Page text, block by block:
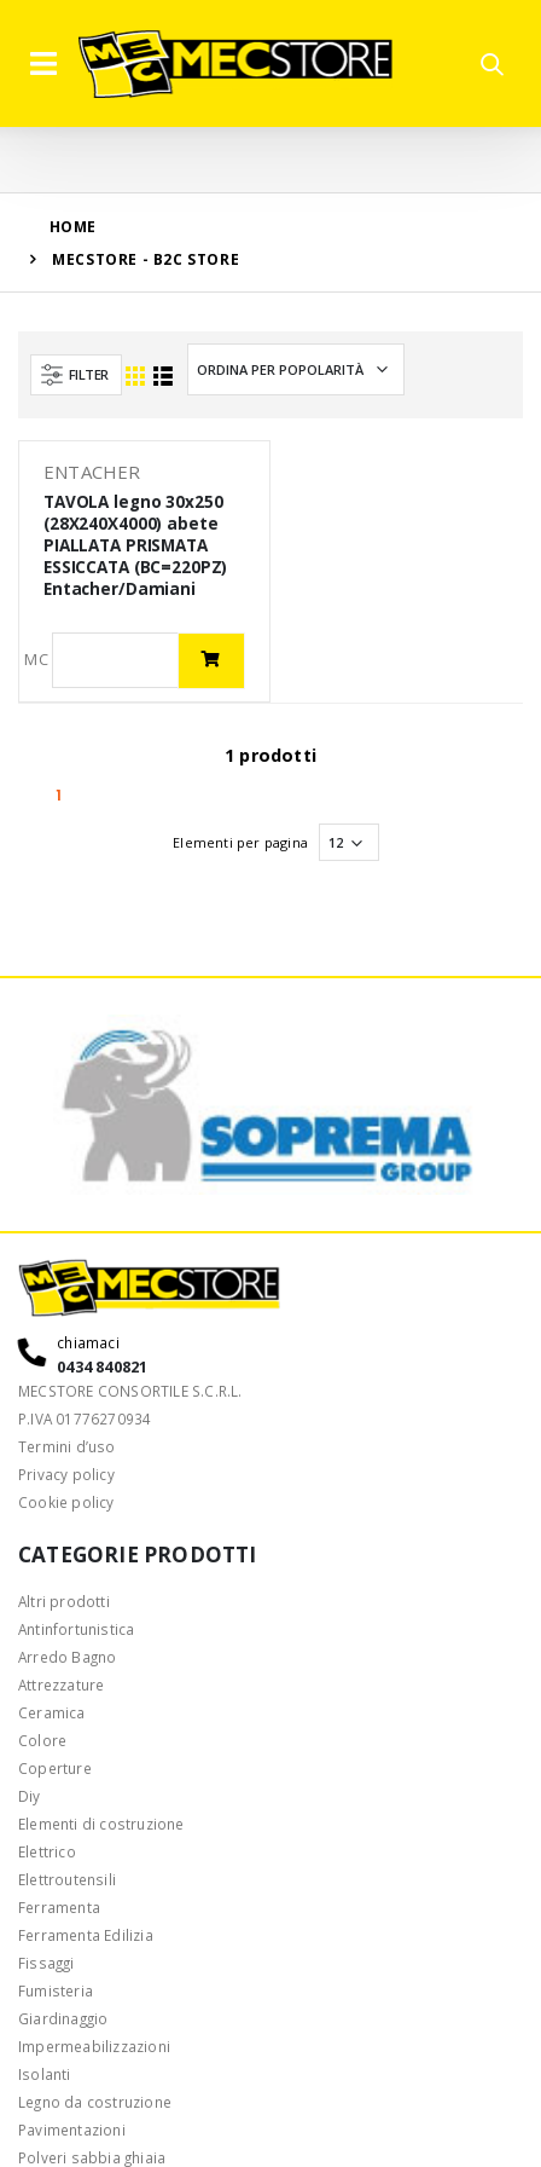
HOME
MECSTORE - B2C STORE
FILTER
ENTACHER
TAVOLA legno 30x250
(28X240X4000) abete
PIALLATA PRISMATA
ESSICCATA (BC=220PZ)
Entacher/Damiani
MC
1 prodotti
1
Elementi per pagina
chiamaci
0434 840821
MECSTORE CONSORTILE S.C.R.L.
P.IVA 01776270934
Termini d’uso
Privacy policy
Cookie policy
CATEGORIE PRODOTTI
Altri prodotti
Antinfortunistica
Arredo Bagno
Attrezzature
Ceramica
Colore
Coperture
Diy
Elementi di costruzione
Elettrico
Elettroutensili
Ferramenta
Ferramenta Edilizia
Fissaggi
Fumisteria
Giardinaggio
Impermeabilizzazioni
Isolanti
Legno da costruzione
Pavimentazioni
Polveri sabbia ghiaia